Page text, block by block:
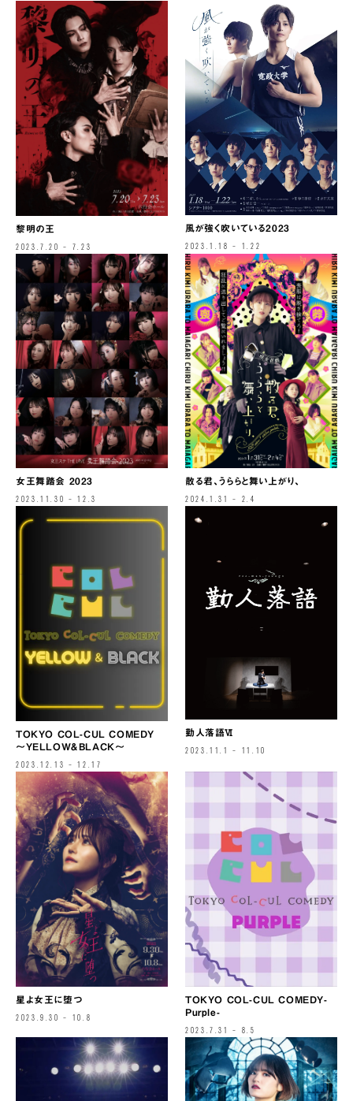
黎明の王
2023.7.20 – 7.23
風が強く吹いている2023
2023.1.18 – 1.22
女王舞踏会 2023
2023.11.30 – 12.3
散る君、うららと舞い上がり、
2024.1.31 – 2.4
TOKYO COL-CUL COMEDY
〜YELLOW＆BLACK〜
2023.12.13 – 12.17
勤人落語Ⅵ
2023.11.1 – 11.10
星よ女王に堕つ
2023.9.30 – 10.8
TOKYO COL-CUL COMEDY-
Purple-
2023.7.31 – 8.5